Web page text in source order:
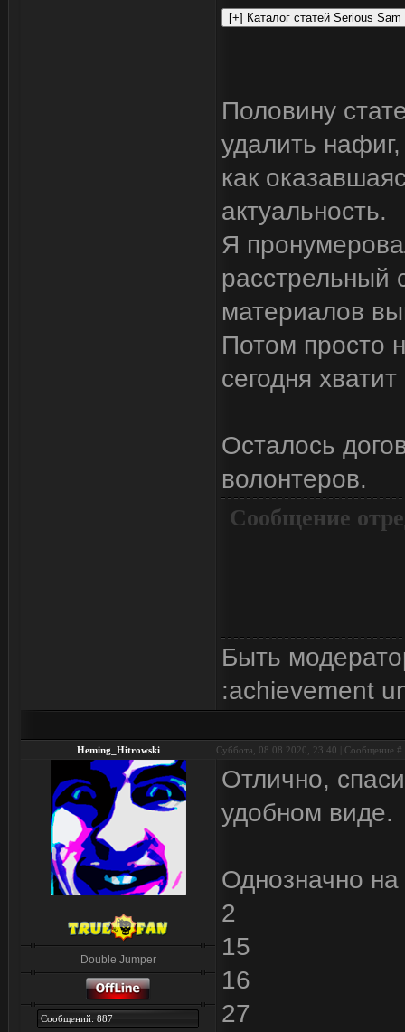
Половину
удалить
как
актуальность.
Я
расстрельный
материалов
Потом просто
сегодня
Осталось
волонтеров.
Сообщение
Быть
:achievement
Heming_Hitrowski Суббота, 08.08.2020, 23:40 | Сообщение #
Double Jumper
Сообщений: 887
Отлично,
удобном виде.
Однозначно
2
15
16
27